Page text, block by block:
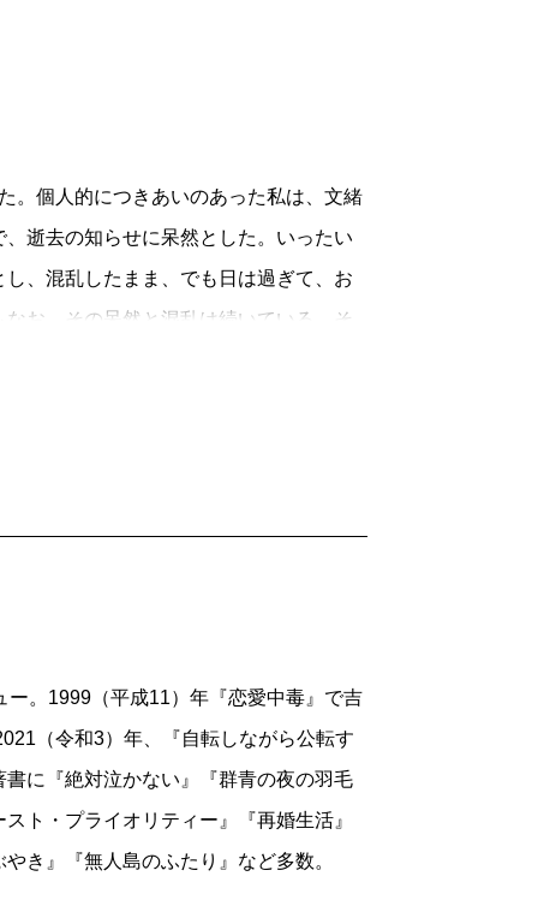
。個人的につきあいのあった私は、文緒
逝去の知らせに呆然とした。いったい
、混乱したまま、でも日は過ぎて、お
お、その呆然と混乱は続いている。そ
くはない文章に、どんな魔力がひそん
がある。
き既にステージは4bだった」と書き、
。
るし、病院にいっても医者は首をかし
う間に「膵臓がん、ステージ4」と告知
ー。1999（平成11）年『恋愛中毒』で吉
（令和3）年、『自転しながら公転す
に『絶対泣かない』『群青の夜の羽毛
ト・プライオリティー』『再婚生活』
き』『無人島のふたり』など多数。